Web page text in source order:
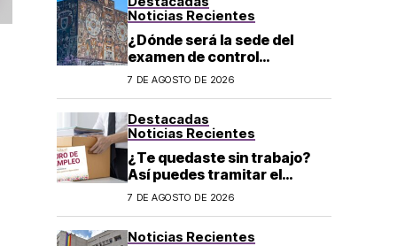
Noticias Recientes
¿Dónde será la sede del
examen de control
presencial de de la UNAM en
7 DE AGOSTO DE 2026
Destacadas
Noticias Recientes
¿Te quedaste sin trabajo?
Así puedes tramitar el
Seguro de Desempleo CDMX
7 DE AGOSTO DE 2026
Noticias Recientes